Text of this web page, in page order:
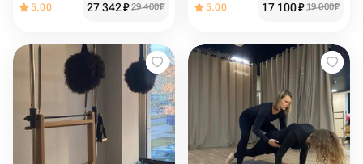
Йога и Женский Фитнес в
5.00 27 342₽ 29 400₽
FlowCore
5.00 17 100₽ 19 000₽